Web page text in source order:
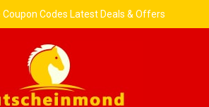
Coupon Codes Latest Deals & Offers